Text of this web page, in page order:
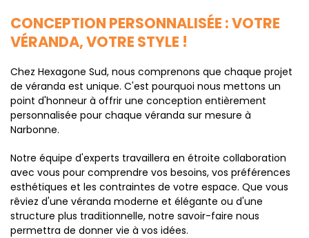
CONCEPTION PERSONNALISÉE : VOTRE
VÉRANDA, VOTRE STYLE !
Chez Hexagone Sud, nous comprenons que chaque projet
de véranda est unique. C'est pourquoi nous mettons un
point d'honneur à offrir une conception entièrement
personnalisée pour chaque véranda sur mesure à
Narbonne.
Notre équipe d'experts travaillera en étroite collaboration
avec vous pour comprendre vos besoins, vos préférences
esthétiques et les contraintes de votre espace. Que vous
rêviez d'une véranda moderne et élégante ou d'une
structure plus traditionnelle, notre savoir-faire nous
permettra de donner vie à vos idées.